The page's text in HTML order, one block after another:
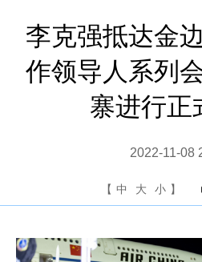
李克强抵达金
作领导人系列
寨进行正
2022-11-08
【 中 大 小 】